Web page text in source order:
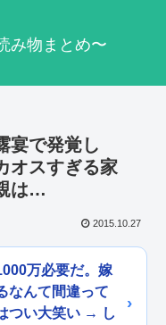
み物まとめ〜
宴で発覚し
オスすぎる家
は…
2015.10.27
万必要だ。嫁
なんて間違って
つい大笑い → し